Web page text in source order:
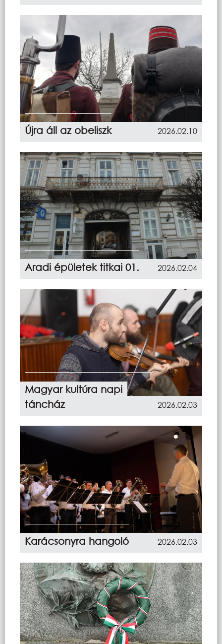
Újra áll az obeliszk 2026.02.10
Aradi épületek titkai 01. 2026.02.04
Magyar kultúra napi
táncház
2026.02.03
Karácsonyra hangoló 2026.02.03